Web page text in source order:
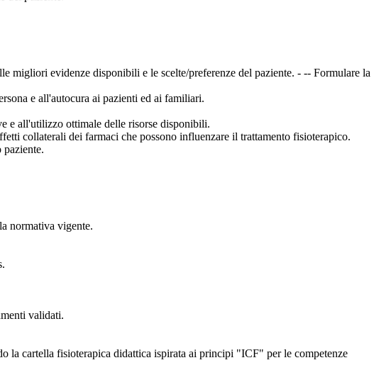
migliori evidenze disponibili e le scelte/preferenze del paziente. - -- Formulare la
e all'autocura ai pazienti ed ai familiari.
e all'utilizzo ottimale delle risorse disponibili.
collaterali dei farmaci che possono influenzare il trattamento fisioterapico.
normativa vigente.
validati.
la cartella fisioterapica didattica ispirata ai principi "ICF" per le competenze